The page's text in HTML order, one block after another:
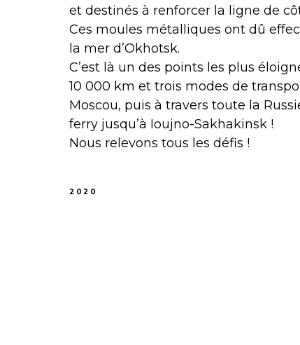
et destinés à renforcer la ligne de
Ces moules métalliques ont dû
la mer d’Okhotsk.
C’est là un des points les plus
10 000 km et trois modes de
Moscou, puis à travers toute la
ferry jusqu’à Ioujno-Sakhakinsk !
Nous relevons tous les défis !
2020